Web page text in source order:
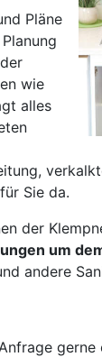
Pläne
wie
alles
Sie da.
der
um
andere